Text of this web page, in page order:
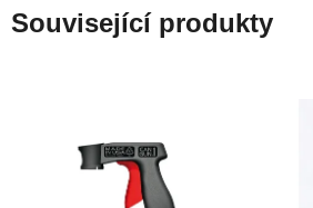
Související produkty